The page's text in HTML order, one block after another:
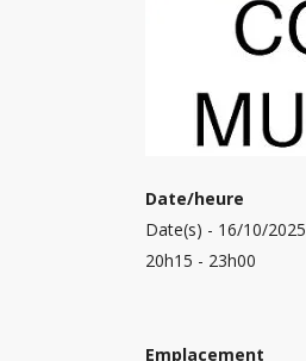
Date/heure
Date(s) - 16/10/2025
20h15 - 23h00
Emplacement